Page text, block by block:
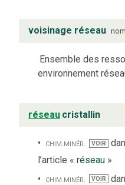
voisinage réseau nom
Ensemble des
environnement
réseau cristallin
chim. minér. VOIR
l’article « réseau »
chim. minér. VOIR